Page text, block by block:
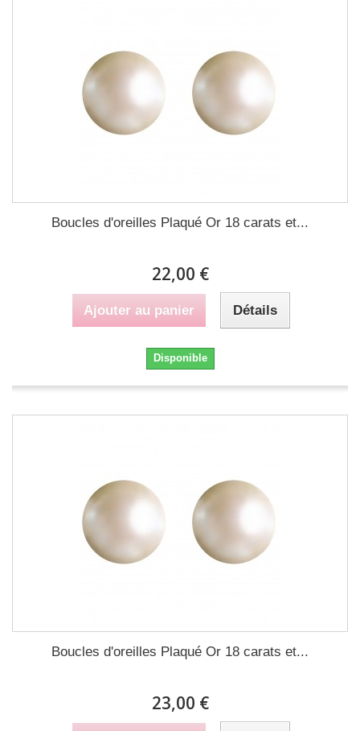
Boucles d'oreilles Plaqué Or 18 carats et...
22,00 €
Ajouter au panier Détails
Disponible
Boucles d'oreilles Plaqué Or 18 carats et...
23,00 €